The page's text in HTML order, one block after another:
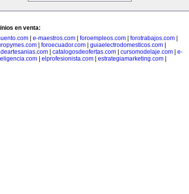
en venta:
| e-maestros.com| foroempleos.com| forotrabajos.com|
| foroecuador.com| guiaelectrodomesticos.com|
catalogosdeofertas.com cursomodelaje.com
e-
| elprofesionista.com| estrategiamarketing.com|